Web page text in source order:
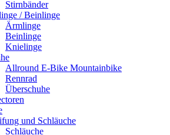
Stirnbänder
/ Beinlinge
Ärmlinge
Beinlinge
Knielinge
Allround E-Bike Mountainbike
Rennrad
Überschuhe
und Schläuche
Schläuche